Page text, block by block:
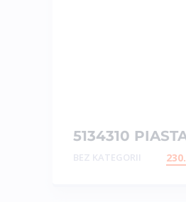
5134310
PRZÓD
BEZ KATEGORII